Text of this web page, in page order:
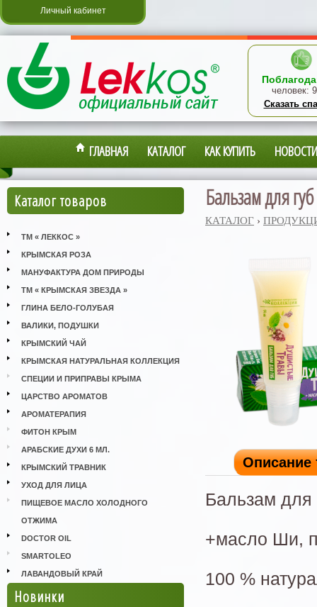
Личный кабинет
человек:
Сказать
ГЛАВНАЯ КАТАЛОГ КАК КУПИТЬ НОВОСТИ
Каталог товаров
ТМ « ЛЕККОС »
КРЫМСКАЯ РОЗА
МАНУФАКТУРА ДОМ ПРИРОДЫ
ТМ « КРЫМСКАЯ ЗВЕЗДА »
ГЛИНА БЕЛО-ГОЛУБАЯ
ВАЛИКИ, ПОДУШКИ
КРЫМСКИЙ ЧАЙ
КРЫМСКАЯ НАТУРАЛЬНАЯ КОЛЛЕКЦИЯ
СПЕЦИИ И ПРИПРАВЫ КРЫМА
ЦАРСТВО АРОМАТОВ
АРОМАТЕРАПИЯ
ФИТОН КРЫМ
АРАБСКИЕ ДУХИ 6 МЛ.
КРЫМСКИЙ ТРАВНИК
УХОД ДЛЯ ЛИЦА
ПИЩЕВОЕ МАСЛО ХОЛОДНОГО
ОТЖИМА
DOCTOR OIL
SMARTOLEO
ЛАВАНДОВЫЙ КРАЙ
Новинки
Бальзам для
КАТАЛОГ ›
Описание
Бальзам
+масло Ши,
100 %